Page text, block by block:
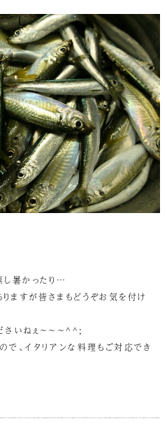
し暑かったり…
ますが皆さまもどうぞお気を付け
さいねぇ～～～^^;
、イタリアンな料理もご対応でき